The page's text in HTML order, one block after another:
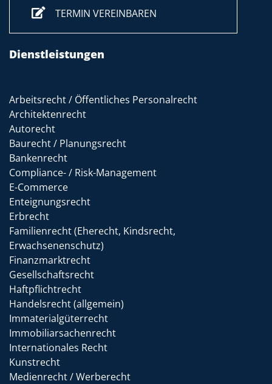
TERMIN VEREINBAREN
Dienstleistungen
Arbeitsrecht / Öffentliches Personalrecht
Architektenrecht
Autorecht
Baurecht / Planungsrecht
Bankenrecht
Compliance- / Risk-Management
E-Commerce
Enteignungsrecht
Erbrecht
Familienrecht (Eherecht, Kindsrecht,
Erwachsenenschutz)
Finanzmarktrecht
Gesellschaftsrecht
Haftpflichtrecht
Handelsrecht (allgemein)
Immaterialgüterrecht
Immobiliarsachenrecht
Internationales Recht
Kunstrecht
Medienrecht / Werberecht